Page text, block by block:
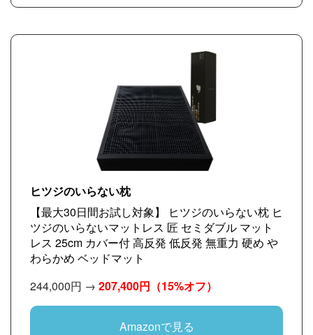
ヒツジのいらない枕
【最大30日間お試し対象】 ヒツジのいらない枕 ヒ
ツジのいらないマットレス 匠 セミダブル マット
レス 25cm カバー付 高反発 低反発 無重力 硬め や
わらかめ ベッドマット
244,000円 → 207,400円 （15%オフ）
Amazonで見る